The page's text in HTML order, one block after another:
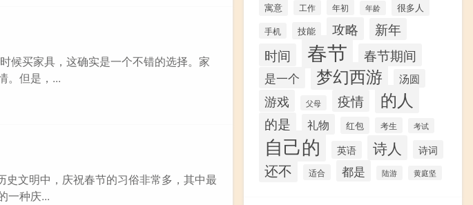
候买家具，这确实是一个不错的选择。家
。但是，...
史文明中，庆祝春节的习俗非常多，其中最
一种庆...
寓意 工作 年初 年龄 很多人
手机 技能 攻略 新年
时间 春节 春节期间
是一个 梦幻西游 汤圆
游戏 父母 疫情 的人
的是 礼物 红包 考生 考试
自己的 英语 诗人 诗词
还不 适合 都是 陆游 黄庭坚